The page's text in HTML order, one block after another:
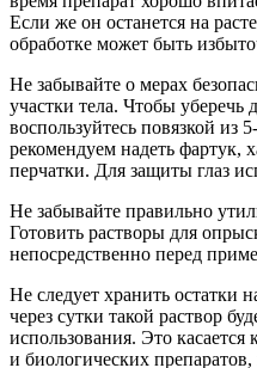
Если же он останется на
обработке может быть
Не забывайте о мерах
участки тела. Чтобы уберечь
воспользуйтесь повязкой из
рекомендуем надеть фартук,
перчатки. Для защиты глаз
Не забывайте правильно
Готовить растворы для
непосредственно перед
Не следует хранить остатки
через сутки такой раствор
использования. Это
и биологических